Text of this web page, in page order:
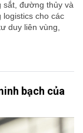
sắt, đường thủy và
logistics cho các
duy liên vùng,
bạch của